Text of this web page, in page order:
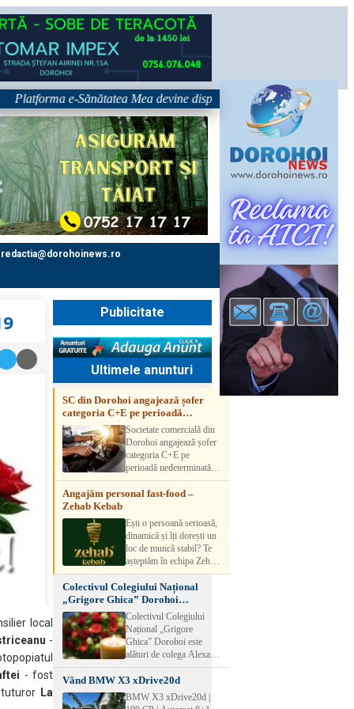
e-Sănătatea Mea devine disponibilă pe 1 septembrie:
redactia@dorohoinews.ro
local
-
- fost
La
Publicitate
Ultimele anunturi
SC din Dorohoi angajează șofer
categoria C+E pe perioadă
nedeterminatăSocietate comercială din
Dorohoi angajează șofer
categoria C+E pe
perioadă nedeterminată.
Candidatul trebuie să
aibă experiență și atestat
detalii, vă rog să sunați la
numărul de telefon.
Angajăm personal fast-food –
Zehab Kebab
Ești o persoană serioasă,
dinamică și îți dorești un
loc de muncă stabil? Te
așteptăm în echipa Zehab
Kebab! Posturi
disponibile: -
SHAORMAR AJUTOR
BUCATAR 2/posturi -
LUCRATOR
COMERCIAL
VANZATOR /2 posturi
muncă Program flexibil
Salariu motivant, în
funcție de experienț
Colectivul Colegiului Național
„Grigore Ghica” Dorohoi
transmite sincere condoleanțe
Colectivul Colegiului
Național „Grigore
Ghica” Dorohoi este
alături de colega Alexa
Lăcrămioara la trecerea în
neființă a soțului și
transmite sincere
condoleanțe familiei.
Vând BMW X3 xDrive20d
BMW X3 xDrive20d |